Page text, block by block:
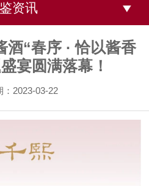
资讯
酒“春序 · 恰以酱香
宴圆满落幕！
：2023-03-22